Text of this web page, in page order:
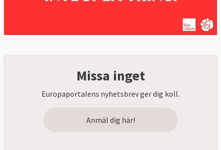
Missa inget
Europaportalens nyhetsbrev ger dig koll.
Anmäl dig här!